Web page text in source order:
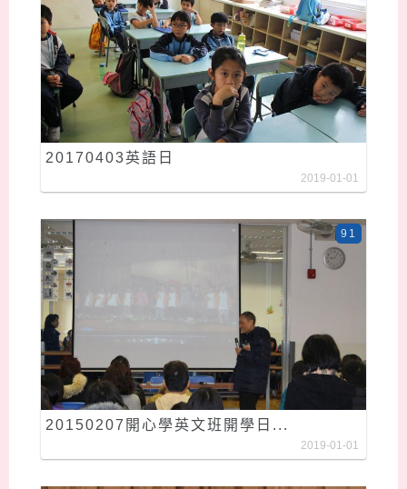
20170403英語日
2019-01-01
20150207開心學英文班開學日...
91
2019-01-01